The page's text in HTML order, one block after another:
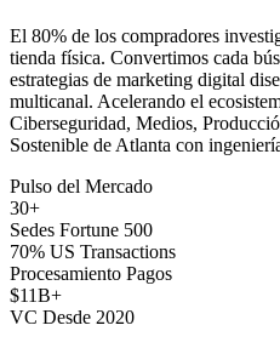
El 80% de los compradores
tienda física. Convertimos cada
estrategias de marketing digital
multicanal. Acelerando el
Ciberseguridad, Medios,
Sostenible de Atlanta con
Pulso del Mercado
30+
Sedes Fortune 500
70% US Transactions
Procesamiento Pagos
$11B+
VC Desde 2020